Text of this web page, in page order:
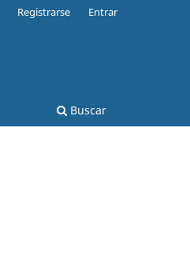
Buscar
Registrarse Entrar